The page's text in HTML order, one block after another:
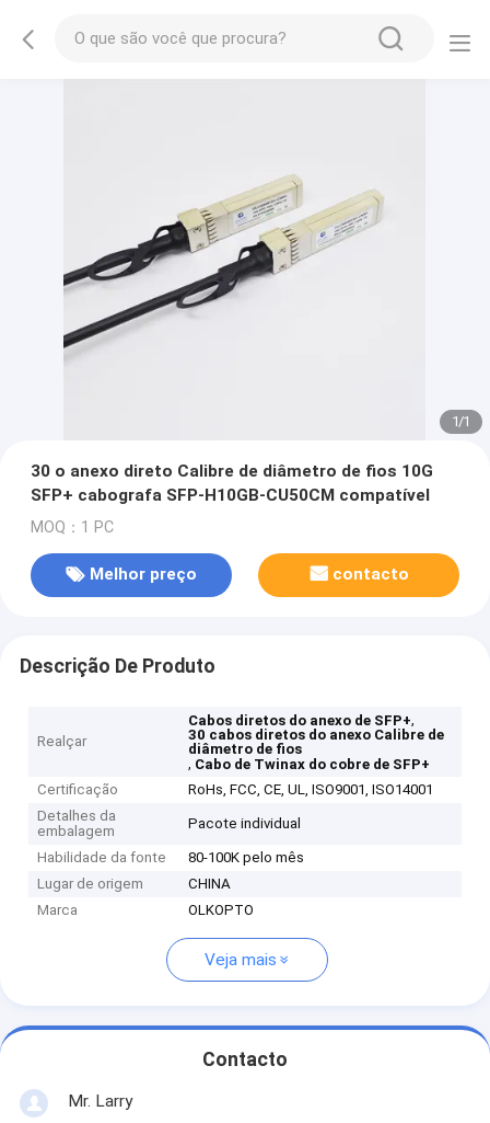
1/1
30 o anexo direto Calibre de diâmetro de fios 10G
SFP+ cabografa SFP-H10GB-CU50CM compatível
MOQ：1 PC
Melhor preço contacto
Descrição De Produto
Realçar
Cabos diretos do anexo de SFP+,
30 cabos diretos do anexo Calibre de
diâmetro de fios
, Cabo de Twinax do cobre de SFP+
Certificação
RoHs, FCC, CE, UL, ISO9001, ISO14001
Detalhes da
embalagem
Pacote individual
Habilidade da fonte
80-100K pelo mês
Lugar de origem
CHINA
Marca
OLKOPTO
Veja mais
Contacto
Mr. Larry